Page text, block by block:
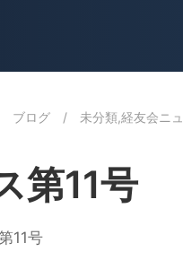
ブログ / 未分類,経友会ニ
第11号
11号